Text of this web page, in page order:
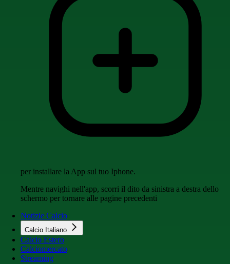
per installare la App sul tuo Iphone.
Mentre navighi nell'app, scorri il dito da sinistra a destra dello
schermo per tornare alle pagine precedenti
Notizie Calcio
Calcio Italiano
Calcio Estero
Calciomercato
Streaming